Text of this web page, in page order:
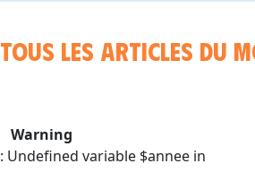
Tous les articles du
Warning
: Undefined variable $annee in